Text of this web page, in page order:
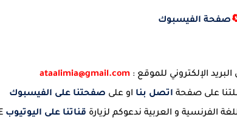
صفحة الفيسبوك
الإلكتروني للموقع :ataalimia@gmail.com
على صفحة اتصل بنا او على صفحتنا على الفيسبوك
الفرنسية و العربية ندعوكم لزيارة قناتنا على اليوتيوب